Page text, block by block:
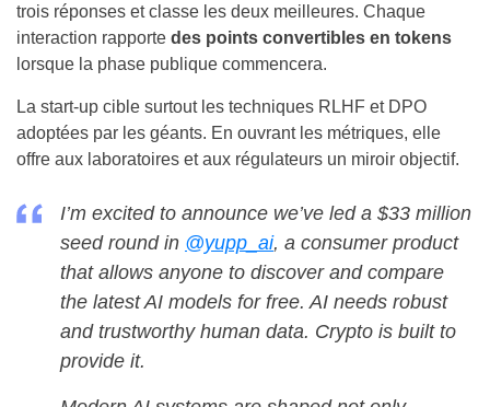
trois réponses et classe les deux meilleures. Chaque
interaction rapporte des points convertibles en tokens
lorsque la phase publique commencera.
La start-up cible surtout les techniques RLHF et DPO
adoptées par les géants. En ouvrant les métriques, elle
offre aux laboratoires et aux régulateurs un miroir objectif.
I’m excited to announce we’ve led a $33 million
seed round in @yupp_ai, a consumer product
that allows anyone to discover and compare
the latest AI models for free. AI needs robust
and trustworthy human data. Crypto is built to
provide it.